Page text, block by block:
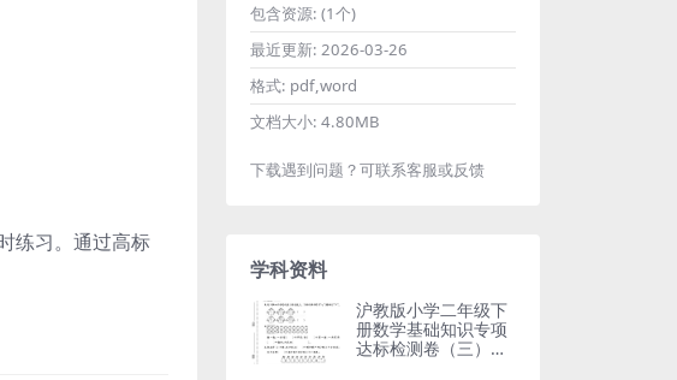
练习。通过高标
包含资源: (1个)
最近更新: 2026-03-26
格式: pdf,word
文档大小: 4.80MB
下载遇到问题？可联系客服或反馈
学科资料
沪教版小学二年级下
册数学基础知识专项
达标检测卷（三）电